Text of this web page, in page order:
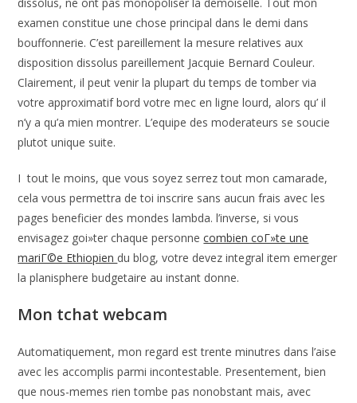
examen constitue une chose principal dans le demi dans
bouffonnerie. C’est pareillement la mesure relatives aux
disposition dissolus pareillement Jacquie Bernard Couleur.
Clairement, il peut venir la plupart du temps de tomber via
votre approximatif bord votre mec en ligne lourd, alors qu’ il
n’y a qu’a mien montrer. L’equipe des moderateurs se soucie
plutot unique suite.
I tout le moins, que vous soyez serrez tout mon camarade,
cela vous permettra de toi inscrire sans aucun frais avec les
pages beneficier des mondes lambda. l’inverse, si vous
envisagez goi»ter chaque personnecombien coГ»te une
mariГ©e Ethiopien du blog, votre devez integral item emerger
la planisphere budgetaire au instant donne.
Mon tchat webcam
Automatiquement, mon regard est trente minutres dans l’aise
avec les accomplis parmi incontestable. Presentement, bien
que nous-memes rien tombe pas nonobstant mais, avec